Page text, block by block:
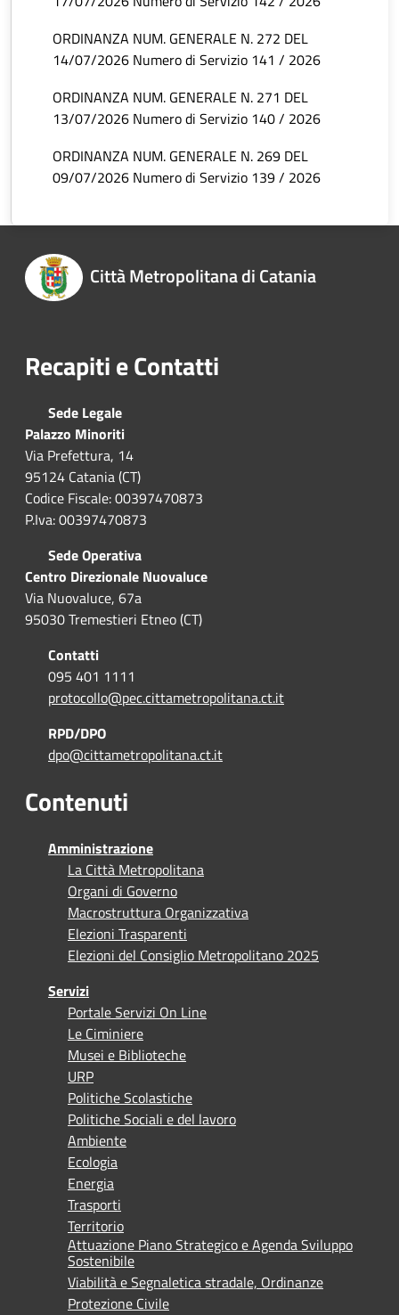
ORDINANZA NUM. GENERALE N. 272 DEL
14/07/2026 Numero di Servizio 141 / 2026
ORDINANZA NUM. GENERALE N. 271 DEL
13/07/2026 Numero di Servizio 140 / 2026
ORDINANZA NUM. GENERALE N. 269 DEL
09/07/2026 Numero di Servizio 139 / 2026
Città Metropolitana di Catania
Recapiti e Contatti
Sede Legale
Palazzo Minoriti
Via Prefettura, 14
95124 Catania (CT)
Codice Fiscale: 00397470873
P.Iva: 00397470873
Sede Operativa
Centro Direzionale Nuovaluce
Via Nuovaluce, 67a
95030 Tremestieri Etneo (CT)
Contatti
095 401 1111
protocollo@pec.cittametropolitana.ct.it
RPD/DPO
dpo@cittametropolitana.ct.it
Contenuti
Amministrazione
La Città Metropolitana
Organi di Governo
Macrostruttura Organizzativa
Elezioni Trasparenti
Elezioni del Consiglio Metropolitano 2025
Servizi
Portale Servizi On Line
Le Ciminiere
Musei e Biblioteche
URP
Politiche Scolastiche
Politiche Sociali e del lavoro
Ambiente
Ecologia
Energia
Trasporti
Territorio
Attuazione Piano Strategico e Agenda Sviluppo
Sostenibile
Viabilità e Segnaletica stradale, Ordinanze
Protezione Civile